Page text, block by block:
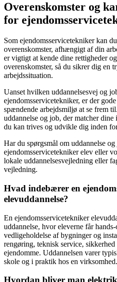
Overenskomster og
for
Som ejendomsservicetekniker kan
overenskomster, afhængigt af din
er vigtigt at kende dine rettigheder
overenskomster, så du sikrer dig en
arbejdssituation.
Uanset hvilken uddannelsesvej og
ejendomsservicetekniker, er der
spændende arbejdsmiljø at se frem
uddannelse og job, der matcher dine
du kan trives og udvikle dig inden
Har du spørgsmål om uddannelse
ejendomsservicetekniker elev eller
lokale uddannelsesvejledning eller
vejledning.
Hvad indebærer en
elevuddannelse?
En ejendomsservicetekniker
uddannelse, hvor eleverne får
vedligeholdelse af bygninger og
rengøring, teknisk service,
ejendomme. Uddannelsen varer
skole og i praktik hos en virksomhed.
Hvordan bliver man